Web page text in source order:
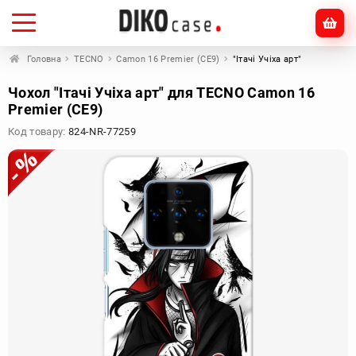
Головна TECNO Camon 16 Premier (CE9) "Ітачі Учіха арт"
Чохол "Ітачі Учіха арт" для TECNO Camon 16
Premier (CE9)
Код товару: 824-NR-77259